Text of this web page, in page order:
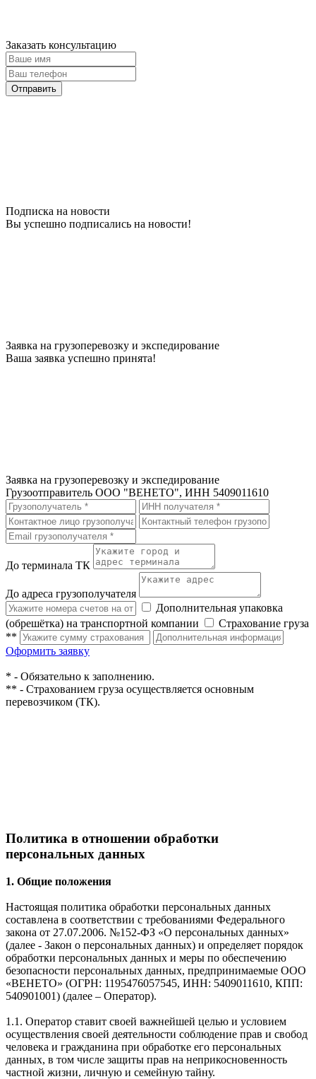
Заказать консультацию
Подписка на новости
Вы успешно подписались на новости!
Заявка на грузоперевозку и экспедирование
Ваша заявка успешно принята!
Заявка на грузоперевозку и экспедирование
Грузоотправитель ООО "ВЕНЕТО", ИНН 5409011610
До терминала ТК
До адреса грузополучателя
Дополнительная упаковка
(обрешётка) на транспортной компании
Страхование груза
**
Оформить заявку
* - Обязательно к заполнению.
** - Страхованием груза осуществляется основным
перевозчиком (ТК).
Политика в отношении обработки
персональных данных
1. Общие положения
Настоящая политика обработки персональных данных
составлена в соответствии с требованиями Федерального
закона от 27.07.2006. №152-ФЗ «О персональных данных»
(далее - Закон о персональных данных) и определяет порядок
обработки персональных данных и меры по обеспечению
безопасности персональных данных, предпринимаемые ООО
«ВЕНЕТО» (ОГРН: 1195476057545, ИНН: 5409011610, КПП:
540901001) (далее – Оператор).
1.1. Оператор ставит своей важнейшей целью и условием
осуществления своей деятельности соблюдение прав и свобод
человека и гражданина при обработке его персональных
данных, в том числе защиты прав на неприкосновенность
частной жизни, личную и семейную тайну.